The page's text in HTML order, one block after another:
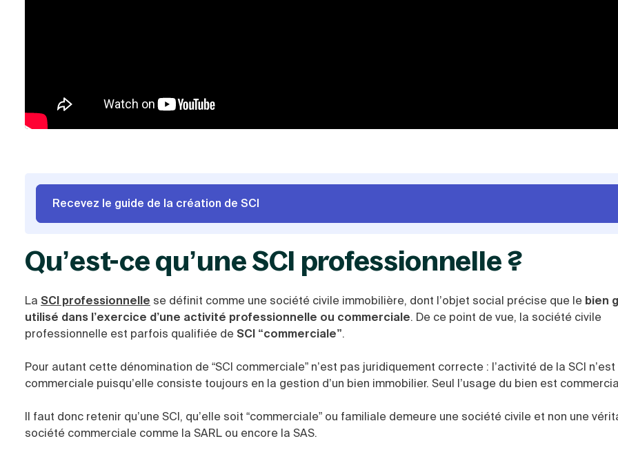
Recevez le guide de la création de SCI
Qu’est-ce qu’une SCI professionnelle ?
La SCI professionnelle se définit comme une société civile immobilière, dont l’objet social précise que le bien
utilisé dans l’exercice d’une activité professionnelle ou commerciale. De ce point de vue, la société civile
professionnelle est parfois qualifiée de SCI “commerciale”.
Pour autant cette dénomination de “SCI commerciale” n’est pas juridiquement correcte : l’activité de la SCI
commerciale puisqu’elle consiste toujours en la gestion d’un bien immobilier. Seul l’usage du bien est
Il faut donc retenir qu’une SCI, qu’elle soit “commerciale” ou familiale demeure une société civile et non une
société commerciale comme la SARL ou encore la SAS.